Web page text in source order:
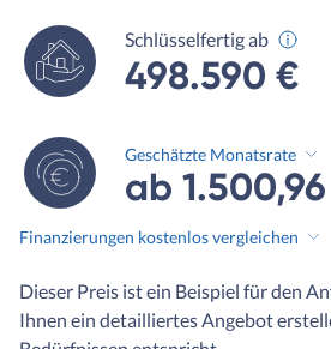
Schlüsselfertig ab
498.590 €
Geschätzte Monatsrate
ab
Finanzierungen kostenlos vergleichen
Dieser Preis ist ein Beispiel für den
Ihnen ein detailliertes Angebot